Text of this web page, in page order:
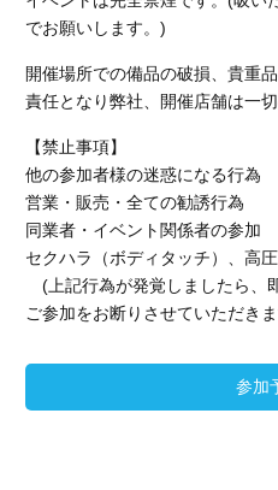
でお願いします。)
開催場所での備品の破損、貴重
責任となり弊社、開催店舗は一
【禁止事項】
他の参加者様の迷惑になる行為
営業・販売・全ての勧誘行為
同業者・イベント関係者の参加
セクハラ（ボディタッチ）、高
(上記行為が発覚しましたら、
ご参加をお断りさせていただき
参加